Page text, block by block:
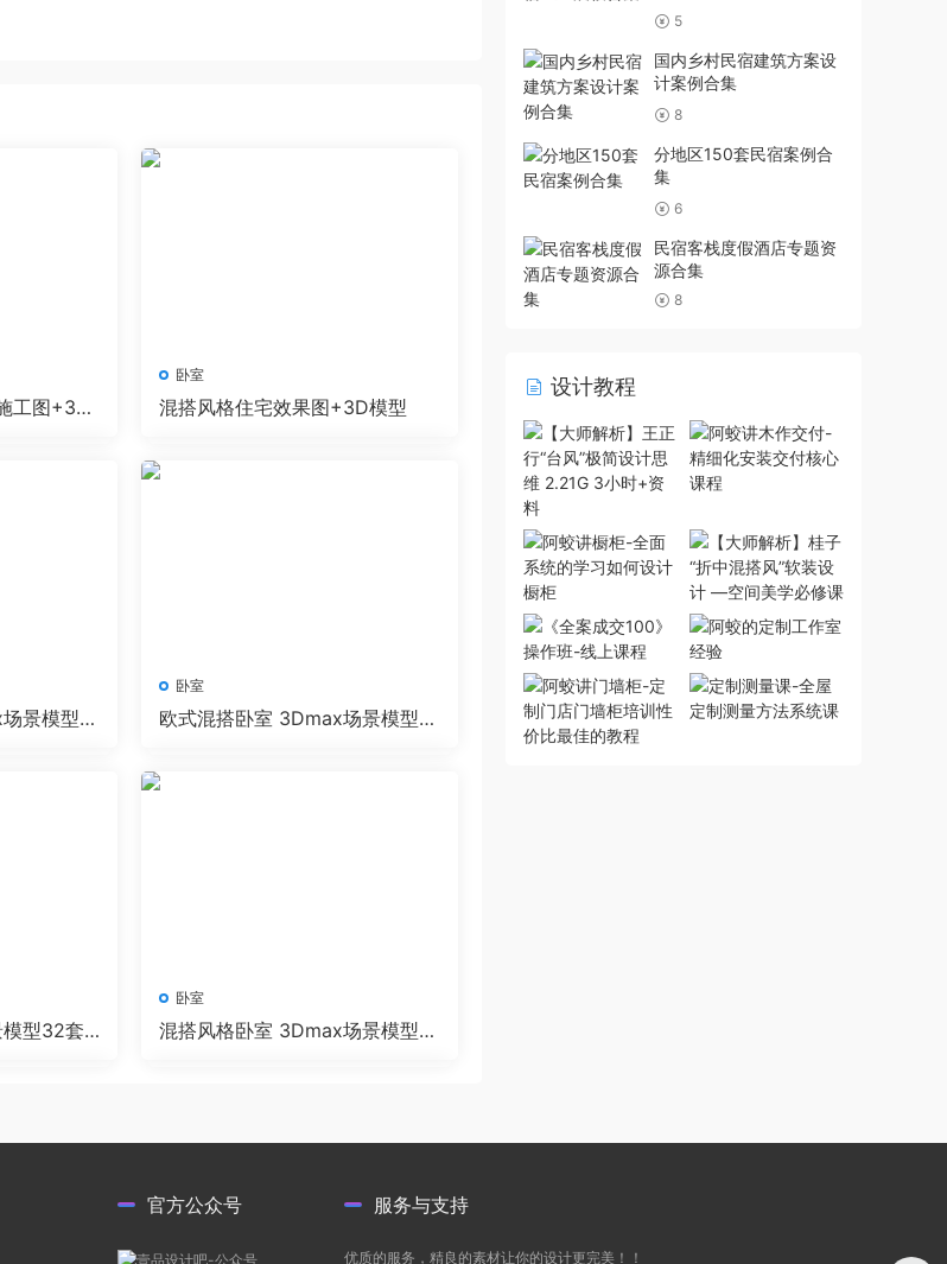
工图+3D
卧室
混搭风格住宅效果图+3D模型
景模型2
卧室
欧式混搭卧室 3Dmax场景模型8
型32套
卧室
混搭风格卧室 3Dmax场景模型5
5
国内乡村民宿建筑方案设
计案例合集
8
分地区150套民宿案例合
集
6
民宿客栈度假酒店专题资
源合集
8
设计教程
官方公众号 服务与支持
优质的服务，精良的素材让你的设计更完美！！